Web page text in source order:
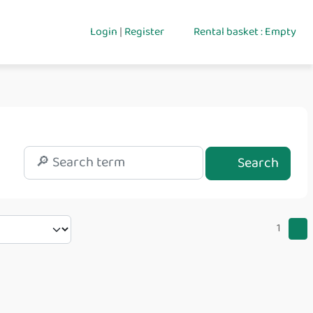
Login|Register Rental basket : Empty
Search
1